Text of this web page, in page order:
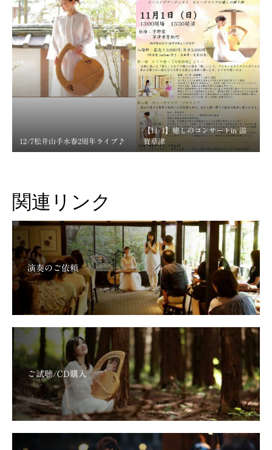
12/7松井山手水春2周年ライブ♪
【11/1】癒しのコンサートin 滋
賀草津
関連リンク
演奏のご依頼
ご試聴/CD購入